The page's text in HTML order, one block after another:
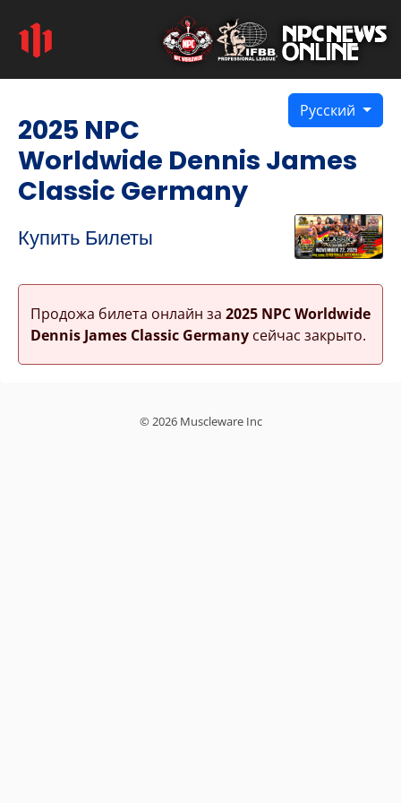
Русский
2025 NPC
Worldwide Dennis James
Classic Germany
Купить Билеты
Продожа билета онлайн за 2025 NPC Worldwide
Dennis James Classic Germanyсейчас закрыто.
© 2026 Muscleware Inc